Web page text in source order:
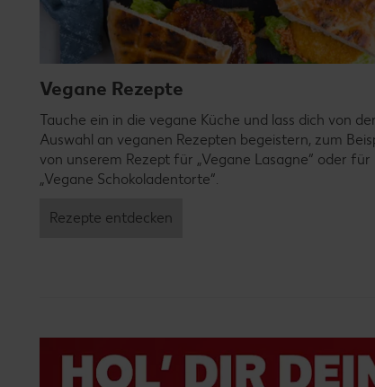
Vegane Rezepte
Tauche ein in die vegane Küche und lass dich von der
Auswahl an veganen Rezepten begeistern, zum
von unserem Rezept für „Vegane Lasagne“ oder für
„Vegane Schokoladentorte“.
Rezepte entdecken